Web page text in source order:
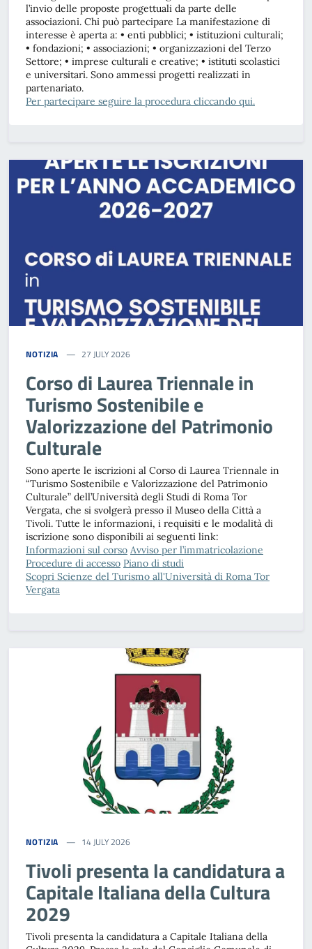
l’invio delle proposte progettuali da parte delle
associazioni. Chi può partecipare La manifestazione di
interesse è aperta a: • enti pubblici; • istituzioni culturali;
• fondazioni; • associazioni; • organizzazioni del Terzo
Settore; • imprese culturali e creative; • istituti scolastici
e universitari. Sono ammessi progetti realizzati in
partenariato.
Per partecipare seguire la procedura cliccando qui.
NOTIZIA 27 JULY 2026
Corso di Laurea Triennale in
Turismo Sostenibile e
Valorizzazione del Patrimonio
Culturale
Sono aperte le iscrizioni al Corso di Laurea Triennale in
“Turismo Sostenibile e Valorizzazione del Patrimonio
Culturale” dell’Università degli Studi di Roma Tor
Vergata, che si svolgerà presso il Museo della Città a
Tivoli. Tutte le informazioni, i requisiti e le modalità di
iscrizione sono disponibili ai seguenti link:
Informazioni sul corso Avviso per l’immatricolazione
Procedure di accesso Piano di studi
Scopri Scienze del Turismo all'Università di Roma Tor
Vergata
NOTIZIA 14 JULY 2026
Tivoli presenta la candidatura a
Capitale Italiana della Cultura
2029
Tivoli presenta la candidatura a Capitale Italiana della